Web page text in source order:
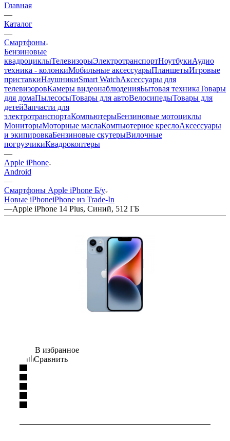
Главная
—
Каталог
—
Смартфоны
Бензиновые
квадроциклыТелевизорыЭлектротранспортНоутбукиАудио
техника - колонкиМобильные аксессуарыПланшетыИгровые
приставкиНаушникиSmart WatchАксессуары для
телевизоровКамеры видеонаблюденияБытовая техникаТовары
для домаПылесосыТовары для автоВелосипедыТовары для
детейЗапчасти для
электротранспортаКомпьютерыБензиновые мотоциклы
МониторыМоторные маслаКомпьютерное креслоАксессуары
и экипировкаБензиновые скутерыВилочные
погрузчикиКвадрокоптеры
—
Apple iPhone
Android
—
Смартфоны Apple iPhone Б/у
Новые iPhoneiPhone из Trade-In
—Apple iPhone 14 Plus, Синий, 512 ГБ
В избранное
Сравнить